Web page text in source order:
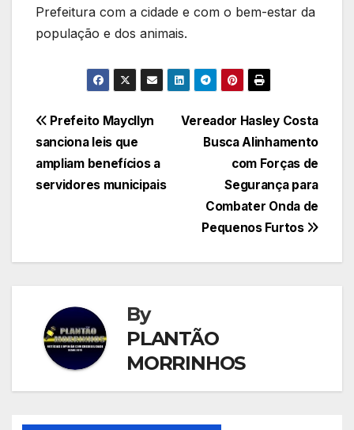
Prefeitura com a cidade e com o bem-estar da
população e dos animais.
Navegação
de
Post
Vereador Hasley Costa
Busca Alinhamento
com Forças de
Segurança para
Combater Onda de
Pequenos Furtos
Prefeito Maycllyn
sanciona leis que
ampliam benefícios a
servidores municipais
By
PLANTÃO
MORRINHOS